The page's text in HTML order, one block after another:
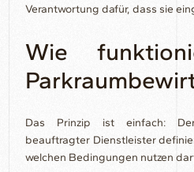
Verantwortung dafür, dass sie
Wie
Das Prinzip ist einfach:
beauftragter Dienstleister
welchen Bedingungen nutzen